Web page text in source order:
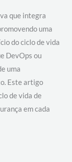
que integra
uma
do ciclo de vida
DevOps ou
uma
Este artigo
de vida de
em cada